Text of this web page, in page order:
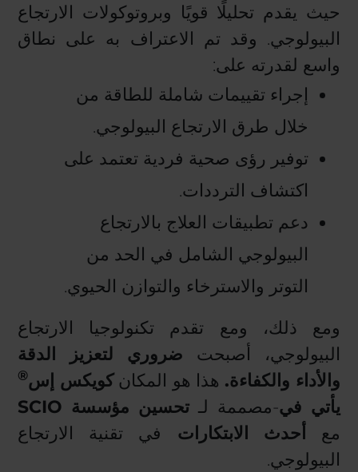
حيث يقدم تحليلًا قويًا وبروتوكولات الارتجاع
البيولوجي. وقد تم الاعتراف به على نطاق
واسع لقدرته على:
إجراء تقييمات شاملة للطاقة من
خلال طرق الارتجاع البيولوجي.
توفير رؤى صحية فردية تعتمد على
اكتشاف الترددات.
دعم تطبيقات العلاج بالارتجاع
البيولوجي الشامل في الحد من
التوتر والاسترخاء والتوازن الحيوي.
ومع ذلك، ومع تقدم تكنولوجيا الارتجاع
البيولوجي، أصبحت ضروري لتعزيز الدقة
والأداء والكفاءة. هذا هو المكان كويكس إس®
يأتي في-مصممة لـ تحسين مؤسسة SCIO
مع
أحدث الابتكارات في تقنية الارتجاع
البيولوجي.